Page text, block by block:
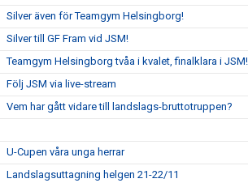
Silver även för Teamgym Helsingborg!
Silver till GF Fram vid JSM!
Teamgym Helsingborg tvåa i kvalet, finalklara i JSM!
Följ JSM via live-stream
Vem har gått vidare till landslags-bruttotruppen?
U-Cupen våra unga herrar
Landslagsuttagning helgen 21-22/11